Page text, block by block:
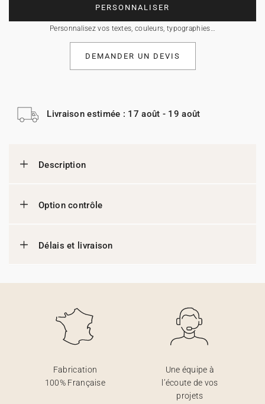
PERSONNALISER
Personnalisez vos textes, couleurs, typographies…
DEMANDER UN DEVIS
Livraison estimée : 17 août - 19 août
Description
Option contrôle
Délais et livraison
Fabrication
100% Française
Une équipe à
l’écoute de vos
projets